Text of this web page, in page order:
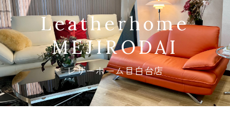
Leatherhome
MEJIRODAI
レザーホーム目白台店